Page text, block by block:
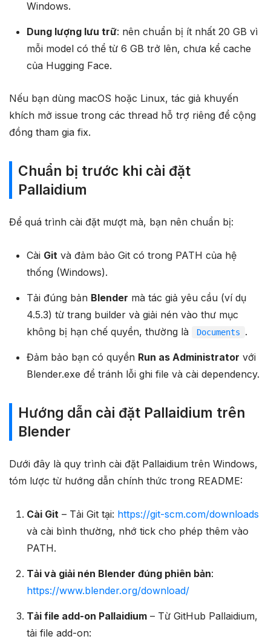
Windows.
Dung lượng lưu trữ: nên chuẩn bị ít nhất 20 GB vì
mỗi model có thể từ 6 GB trở lên, chưa kể cache
của Hugging Face.
Nếu bạn dùng macOS hoặc Linux, tác giả khuyến
khích mở issue trong các thread hỗ trợ riêng để cộng
đồng tham gia fix.
Chuẩn bị trước khi cài đặt
Pallaidium
Để quá trình cài đặt mượt mà, bạn nên chuẩn bị:
Cài Git và đảm bảo Git có trong PATH của hệ
thống (Windows).
Tải đúng bản Blender mà tác giả yêu cầu (ví dụ
4.5.3) từ trang builder và giải nén vào thư mục
không bị hạn chế quyền, thường là
Documents .
Đảm bảo bạn có quyền Run as Administrator với
Blender.exe để tránh lỗi ghi file và cài dependency.
Hướng dẫn cài đặt Pallaidium trên
Blender
Dưới đây là quy trình cài đặt Pallaidium trên Windows,
tóm lược từ hướng dẫn chính thức trong README:
Cài Git– Tải Git tại: https://git-scm.com/downloads
và cài bình thường, nhớ tick cho phép thêm vào
PATH.
Tải và giải nén Blender đúng phiên bản:
https://www.blender.org/download/
Tải file add-on Pallaidium– Từ GitHub Pallaidium,
tải file add-on: